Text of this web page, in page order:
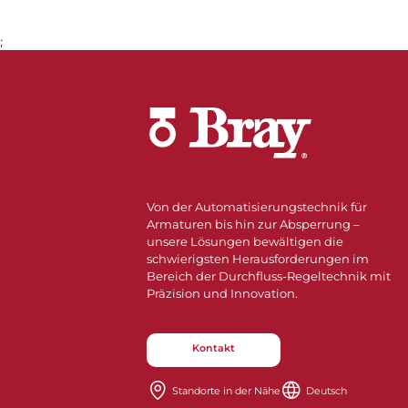
;
Von der Automatisierungstechnik für
Armaturen bis hin zur Absperrung –
unsere Lösungen bewältigen die
schwierigsten Herausforderungen im
Bereich der Durchfluss-Regeltechnik mit
Präzision und Innovation.
Kontakt
Standorte in der Nähe​​​​​​​ Deutsch